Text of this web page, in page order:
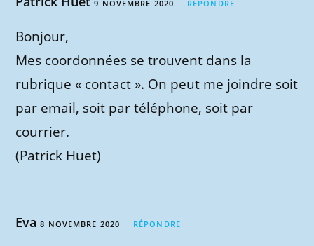
9 NOVEMBRE 2020 RÉPONDRE
Bonjour,
Mes coordonnées se trouvent dans la
rubrique « contact ». On peut me joindre soit
par email, soit par téléphone, soit par
courrier.
(Patrick Huet)
Eva8 NOVEMBRE 2020 RÉPONDRE